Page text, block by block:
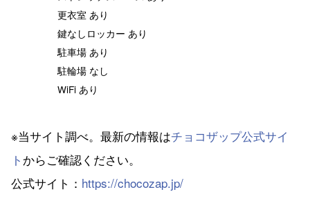
更衣室 あり
鍵なしロッカー あり
駐車場 あり
駐輪場 なし
WiFi あり
※当サイト調べ。最新の情報はチョコザップ公式サイ
ト からご確認ください。
公式サイト： https://chocozap.jp/